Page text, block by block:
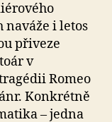
naváže i letos
přiveze
v
Romeo
Konkrétně
– jedna